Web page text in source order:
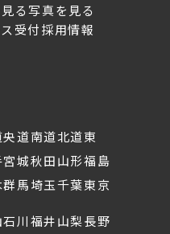
る写真を見る
受付採用情報
央道南道北道東
宮城秋田山形福島
群馬埼玉千葉東京
石川福井山梨長野